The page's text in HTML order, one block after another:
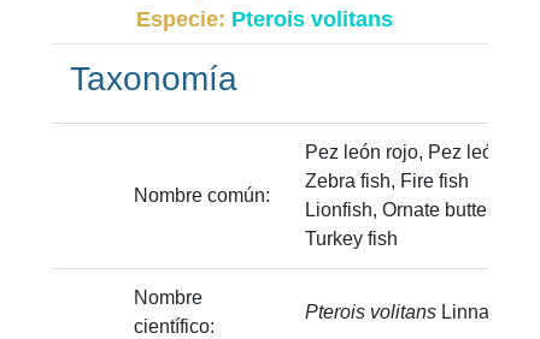
Especie: Pterois volitans
Taxonomía
Nombre común:
Pez león rojo, Pez león
Zebra fish, Fire fish
Lionfish, Ornate butterfly-
Turkey fish
Nombre
científico:
Pterois volitans